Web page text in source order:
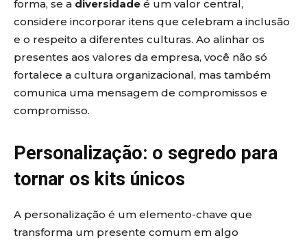
forma, se a diversidade é um valor central,
considere incorporar itens que celebram a inclusão
e o respeito a diferentes culturas. Ao alinhar os
presentes aos valores da empresa, você não só
fortalece a cultura organizacional, mas também
comunica uma mensagem de compromissos e
compromisso.
Personalização: o segredo para
tornar os kits únicos
A personalização é um elemento-chave que
transforma um presente comum em algo